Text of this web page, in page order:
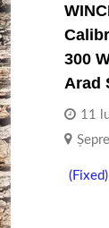
300
Arad
11
(Fixed)